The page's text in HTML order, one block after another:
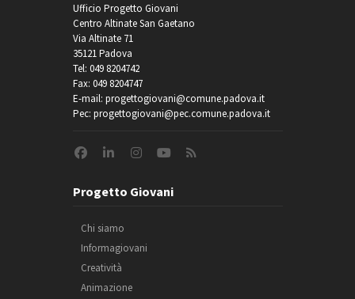
Ufficio Progetto Giovani
Centro Altinate San Gaetano
Via Altinate 71
35121 Padova
Tel: 049 8204742
Fax: 049 8204747
E-mail: progettogiovani@comune.padova.it
Pec: progettogiovani@pec.comune.padova.it
Progetto Giovani
Chi siamo
Informagiovani
Creatività
Animazione